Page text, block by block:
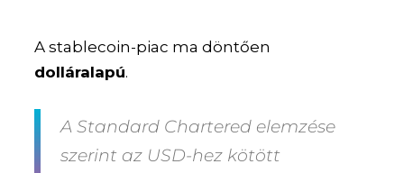
A stablecoin-piac ma döntően
dolláralapú.
A Standard Chartered elemzése
szerint az USD-hez kötött